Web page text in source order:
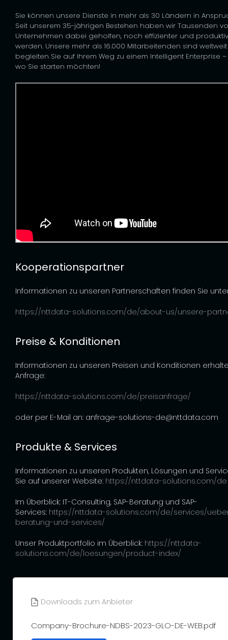
Sie können unsere Dienste in mehr als 30 Ländern in
Seit unserem 35-jährigen Bestehen haben wir Tausenden
Unternehmen dabei geholfen, noch effizienter und
werden. Unsere mehr als 16.000 Mitarbeitenden sind
begleiten Sie auf Ihrem Weg zu einem Intelligent Enterprise
wo Sie starten möchten!
Kooperationspartner
Informationen zu unseren Partnerschaften finden Sie
https://nttdata-solutions.com/de/about-us/unsere-
Preise & Konditionen
Informationen zu unseren Preisen und Konditionen
Anfrage:
https://nttdata-solutions.com/de/preisanfrage/
oder per E-Mail an: anfrage-solutions-de@nttdata.com
Produkte & Services
Informationen zu unseren Produkten, Lösungen und
Sie auf unserer Website: https://nttdata-solutions.com/de
Im Überblick: IT-Consulting, SAP-Beratung und SAP-
Services: https://nttdata-solutions.com/de/services/
beratung-und-services/
Unser Produktportfolio im Überblick: https://nttdata-
solutions.com/de/loesungen/product-index/
Downloads zum Anbieter
Company-Brochure-NDBS-2023-GLO-DE-WEB.pdf